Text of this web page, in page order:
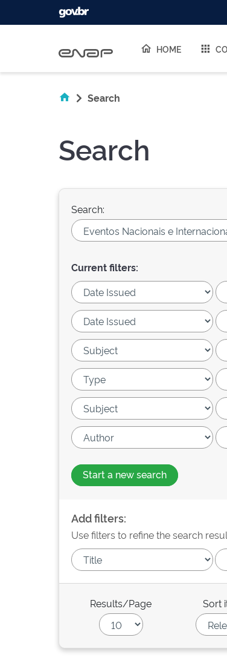
HOME
Search
Search
Search:
Current filters:
Start a new search
Add filters:
Use filters to refine the search
Results/Page Sort